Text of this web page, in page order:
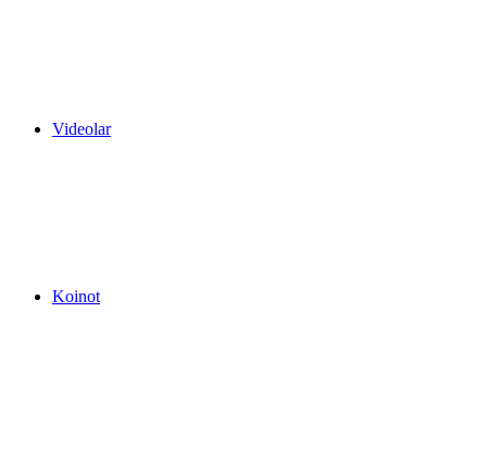
Videolar
Koinot